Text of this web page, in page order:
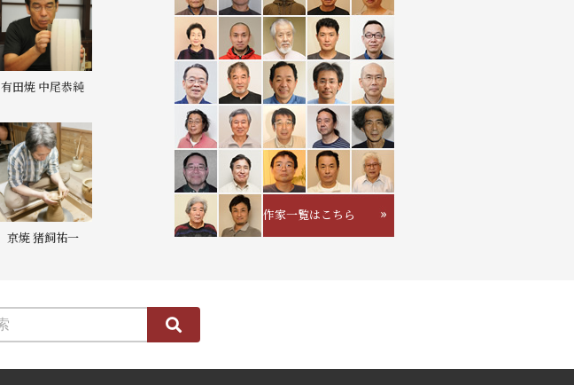
有田焼 中尾恭純
京焼 猪飼祐一
作家一覧はこちら